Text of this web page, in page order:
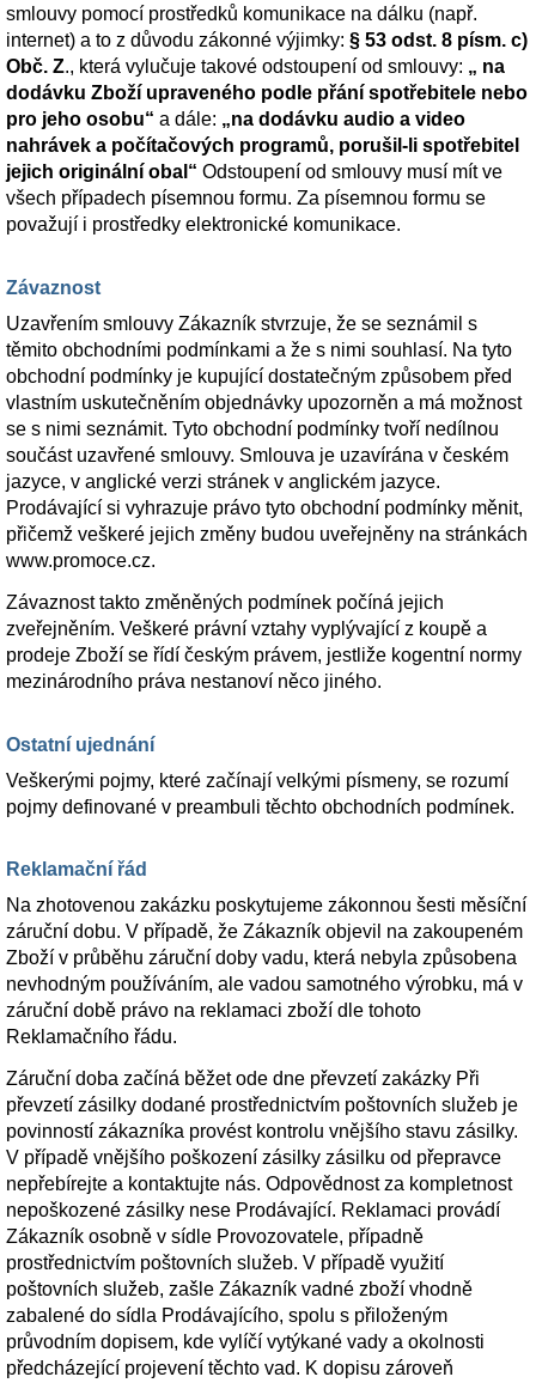
smlouvy pomocí prostředků komunikace na dálku (např.
internet) a to z důvodu zákonné výjimky: § 53 odst. 8 písm. c)
Obč. Z., která vylučuje takové odstoupení od smlouvy: „ na
dodávku Zboží upraveného podle přání spotřebitele nebo
pro jeho osobu“ a dále: „na dodávku audio a video
nahrávek a počítačových programů, porušil-li spotřebitel
jejich originální obal“ Odstoupení od smlouvy musí mít ve
všech případech písemnou formu. Za písemnou formu se
považují i prostředky elektronické komunikace.
Závaznost
Uzavřením smlouvy Zákazník stvrzuje, že se seznámil s
těmito obchodními podmínkami a že s nimi souhlasí. Na tyto
obchodní podmínky je kupující dostatečným způsobem před
vlastním uskutečněním objednávky upozorněn a má možnost
se s nimi seznámit. Tyto obchodní podmínky tvoří nedílnou
součást uzavřené smlouvy. Smlouva je uzavírána v českém
jazyce, v anglické verzi stránek v anglickém jazyce.
Prodávající si vyhrazuje právo tyto obchodní podmínky měnit,
přičemž veškeré jejich změny budou uveřejněny na stránkách
www.promoce.cz.
Závaznost takto změněných podmínek počíná jejich
zveřejněním. Veškeré právní vztahy vyplývající z koupě a
prodeje Zboží se řídí českým právem, jestliže kogentní normy
mezinárodního práva nestanoví něco jiného.
Ostatní ujednání
Veškerými pojmy, které začínají velkými písmeny, se rozumí
pojmy definované v preambuli těchto obchodních podmínek.
Reklamační řád
Na zhotovenou zakázku poskytujeme zákonnou šesti měsíční
záruční dobu. V případě, že Zákazník objevil na zakoupeném
Zboží v průběhu záruční doby vadu, která nebyla způsobena
nevhodným používáním, ale vadou samotného výrobku, má v
záruční době právo na reklamaci zboží dle tohoto
Reklamačního řádu.
Záruční doba začíná běžet ode dne převzetí zakázky Při
převzetí zásilky dodané prostřednictvím poštovních služeb je
povinností zákazníka provést kontrolu vnějšího stavu zásilky.
V případě vnějšího poškození zásilky zásilku od přepravce
nepřebírejte a kontaktujte nás. Odpovědnost za kompletnost
nepoškozené zásilky nese Prodávající. Reklamaci provádí
Zákazník osobně v sídle Provozovatele, případně
prostřednictvím poštovních služeb. V případě využití
poštovních služeb, zašle Zákazník vadné zboží vhodně
zabalené do sídla Prodávajícího, spolu s přiloženým
průvodním dopisem, kde vylíčí vytýkané vady a okolnosti
předcházející projevení těchto vad. K dopisu zároveň